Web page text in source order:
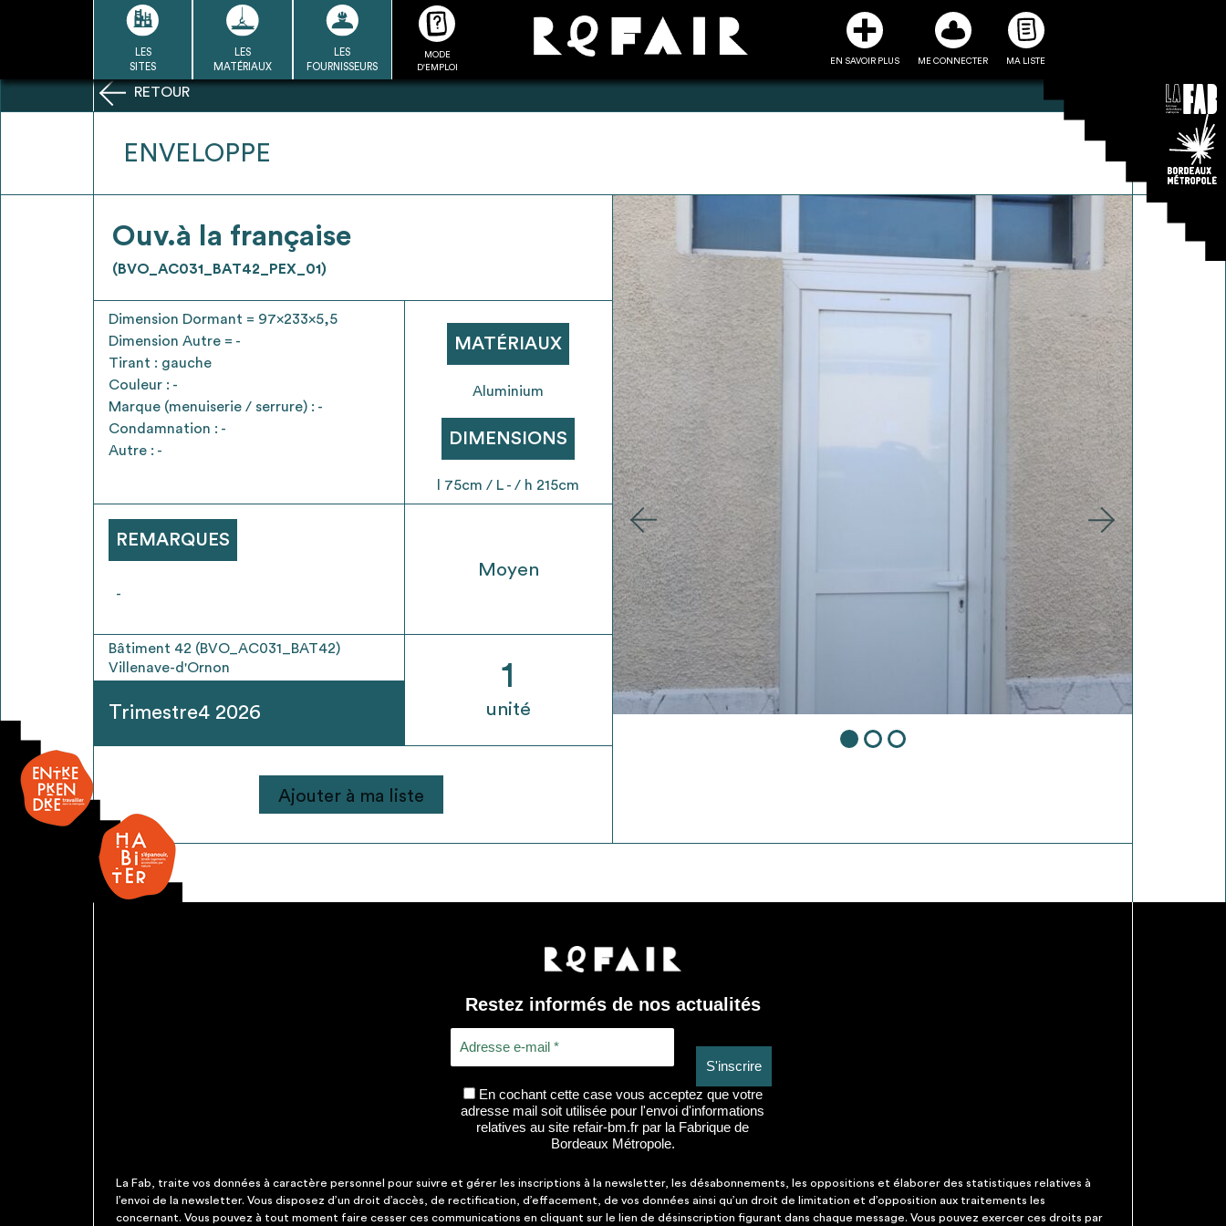
LES
SITES
LES
MATÉRIAUX
LES
FOURNISSEURS
MODE
D'EMPLOI
EN SAVOIR PLUS ME CONNECTER MA LISTE
LA DÉMARCHE
LA BASE
DU RÉEMPLOI
Refair mode d'emploi
1
Se connecter / Se créer un
Ajouter les matériaux
intéressants à "ma liste
Transmettre sa liste de
manifestation d'intérêt pour
les matériaux sélectionnés
Exporter sa liste et ses fiches
produits pour l’utiliser comme
un outil d’aide à la conception
Être recontacté afin d’obtenir
plus de renseignements sur les
modalités et stratégies de
récupérations envisageables
* Attention, l’ajout des matériaux à sa liste et son envoi ne vaut aucunement réservation.
voirFAQ
RETOUR
ENVELOPPE
Ouv.à la française
(BVO_AC031_BAT42_PEX_01)
Dimension Dormant = 97x233x5,5
Dimension Autre = -
Tirant : gauche
Couleur : -
Marque (menuiserie / serrure) : -
Condamnation : -
Autre : -
REMARQUES
-
Bâtiment 42 (BVO_AC031_BAT42)
Villenave-d'Ornon
Trimestre4 2026
MATÉRIAUX
Aluminium
DIMENSIONS
l 75cm / L - / h 215cm
Moyen
1
unité
quantité
Ajouter à ma liste
Restez informés de nos actualités
En cochant cette case vous acceptez que votre
adresse mail soit utilisée pour l'envoi d'informations
relatives au site refair-bm.fr par la Fabrique de
Bordeaux Métropole.
La Fab, traite vos données à caractère personnel pour suivre et gérer les inscriptions à la newsletter, les désabonnements, les oppositions et élaborer des statistiques relatives à
l’envoi de la newsletter. Vous disposez d’un droit d’accès, de rectification, d’effacement, de vos données ainsi qu’un droit de limitation et d’opposition aux traitements les
concernant. Vous pouvez à tout moment faire cesser ces communications en cliquant sur le lien de désinscription figurant dans chaque message. Vous pouvez exercer ces droits par